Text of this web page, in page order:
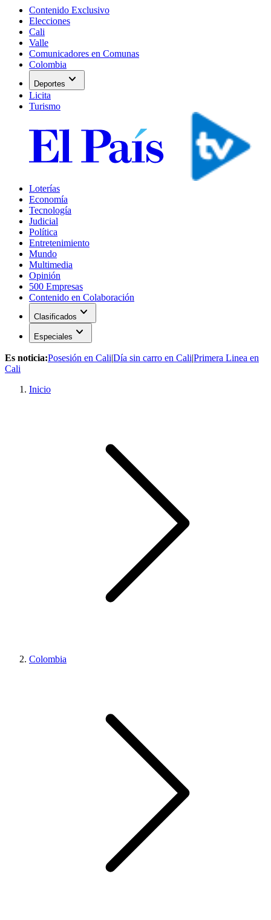
Contenido Exclusivo
Elecciones
Cali
Valle
Comunicadores en Comunas
Colombia
Deportes expand_more
Licita
Turismo
Loterías
Economía
Tecnología
Judicial
Política
Entretenimiento
Mundo
Multimedia
Opinión
500 Empresas
Contenido en Colaboración
Clasificados expand_more
Especiales expand_more
Es noticia:Posesión en Cali|Día sin carro en Cali|Primera Linea en
Cali
Inicio
Colombia